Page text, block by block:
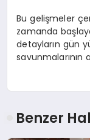
Bu gelişmeler
zamanda
detayların gün
savunmalarının
Benzer